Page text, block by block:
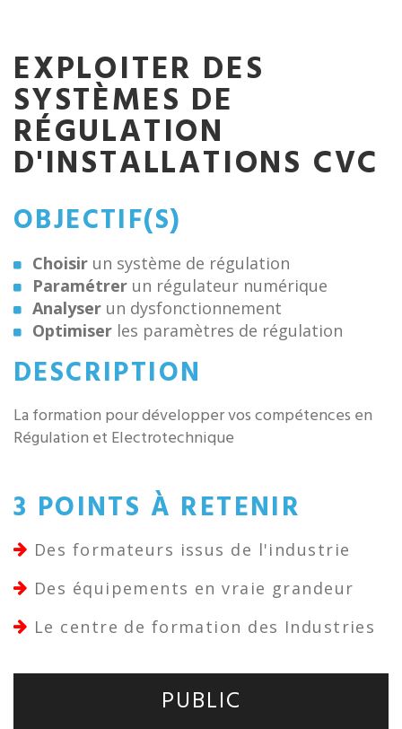
EXPLOITER DES
SYSTÈMES DE
RÉGULATION
D'INSTALLATIONS CVC
OBJECTIF(S)
Choisir un système de régulation
Paramétrer un régulateur numérique
Analyser un dysfonctionnement
Optimiser les paramètres de régulation
DESCRIPTION
La formation pour développer vos compétences en
Régulation et Electrotechnique
3 POINTS À RETENIR
Des formateurs issus de l'industrie
Des équipements en vraie grandeur
Le centre de formation des Industries
PUBLIC